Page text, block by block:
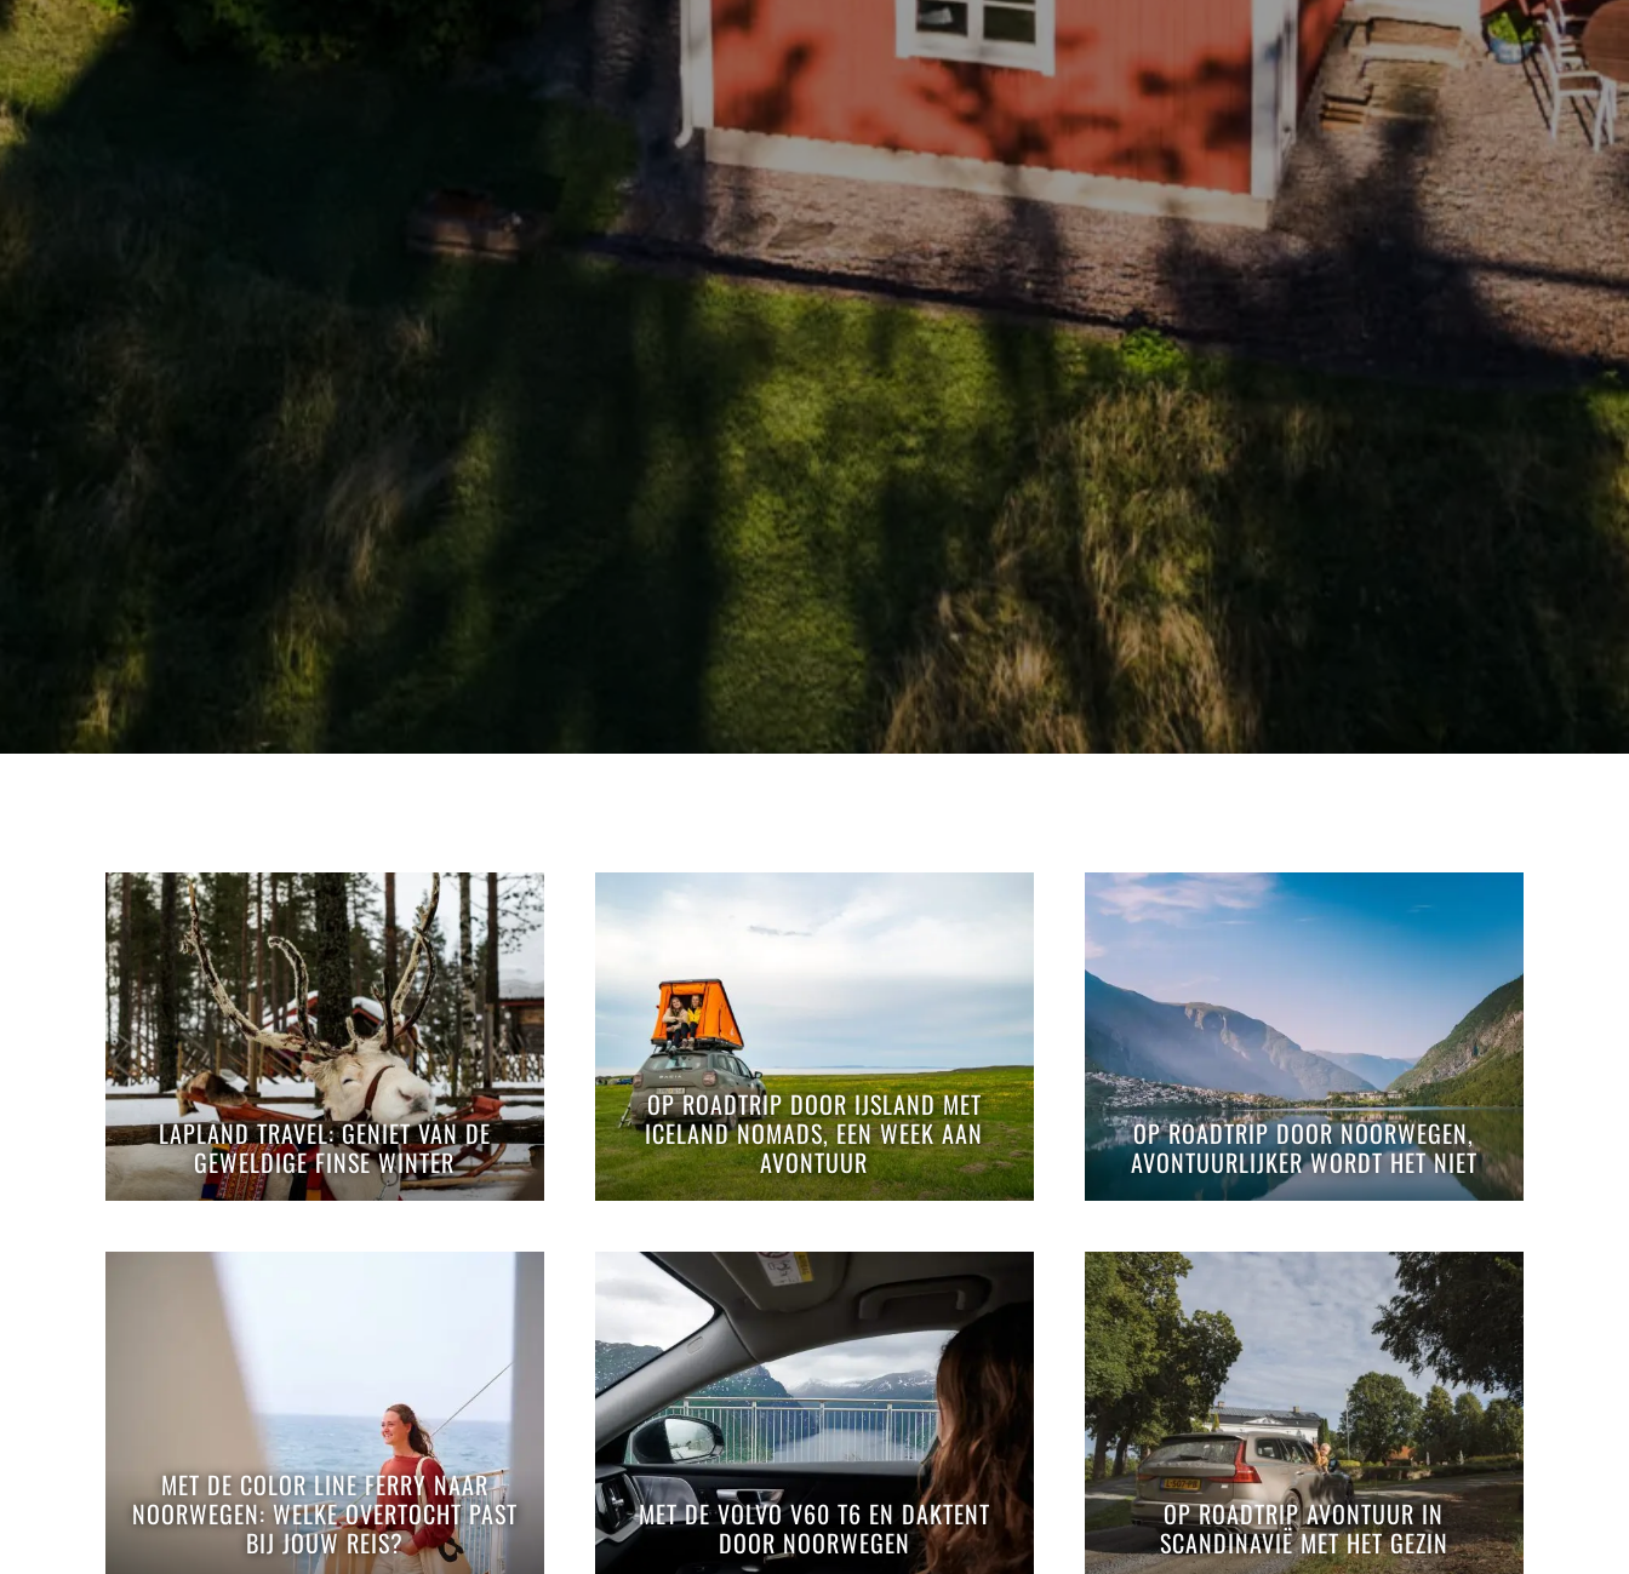
LAPLAND TRAVEL: GENIET VAN DE
GEWELDIGE FINSE WINTER
OP ROADTRIP DOOR IJSLAND MET
ICELAND NOMADS, EEN WEEK AAN
AVONTUUR
OP ROADTRIP DOOR NOORWEGEN,
AVONTUURLIJKER WORDT HET NIET
MET DE COLOR LINE FERRY NAAR
NOORWEGEN: WELKE OVERTOCHT PAST
BIJ JOUW REIS?
MET DE VOLVO V60 T6 EN DAKTENT
DOOR NOORWEGEN
OP ROADTRIP AVONTUUR IN
SCANDINAVIË MET HET GEZIN